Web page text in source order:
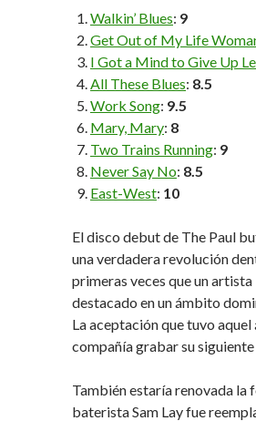
Walkin’ Blues: 9
Get Out of My Life
I Got a Mind to Give Up
All These Blues: 8.5
Work Song: 9.5
Mary, Mary: 8
Two Trains Running: 9
Never Say No: 8.5
East-West: 10
El disco debut de The Paul
una verdadera revolución
primeras veces que un
destacado en un ámbito
La aceptación que tuvo
compañía grabar su
También estaría renovada la
baterista Sam Lay fue